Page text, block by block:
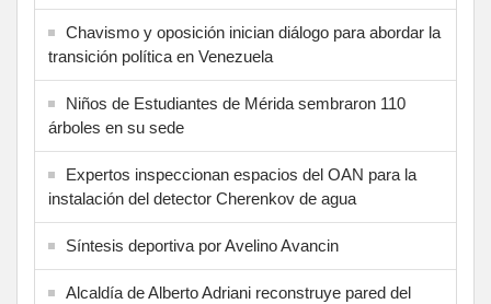
Chavismo y oposición inician diálogo para abordar la
transición política en Venezuela
Niños de Estudiantes de Mérida sembraron 110
árboles en su sede
Expertos inspeccionan espacios del OAN para la
instalación del detector Cherenkov de agua
Síntesis deportiva por Avelino Avancin
Alcaldía de Alberto Adriani reconstruye pared del